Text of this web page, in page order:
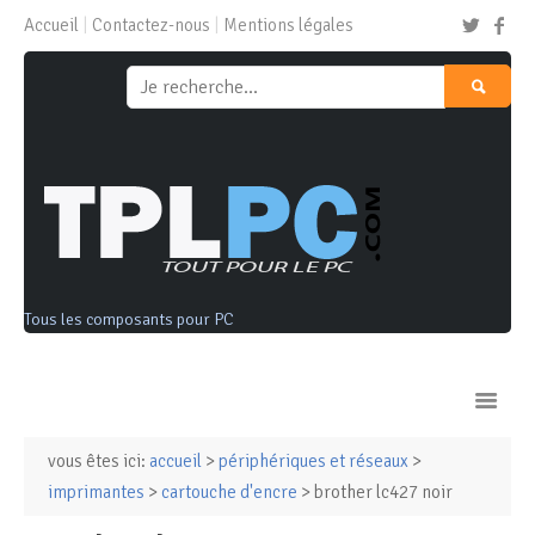
Accueil Contactez-nous Mentions légales
Tous les composants pour PC
Ordinateurs & Tablettes
vous êtes ici: accueil > périphériques et réseaux >
imprimantes > cartouche d'encre > brother lc427 noir